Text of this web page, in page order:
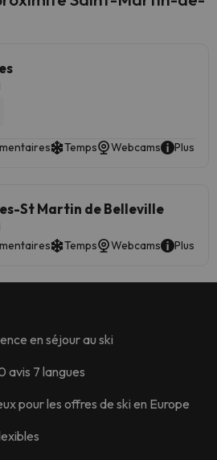
Temps Webcams Plus
St Martin de Belleville
Temps Webcams Plus
en séjour au ski
avis 7 langues
pour les offres de ski en Europe